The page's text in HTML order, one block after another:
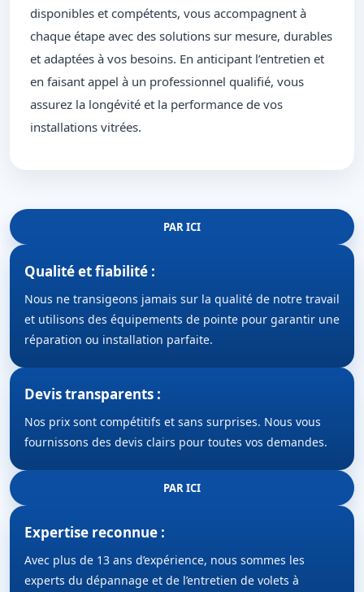
disponibles et compétents, vous accompagnent à
chaque étape avec des solutions sur mesure, durables
et adaptées à vos besoins. En anticipant l’entretien et
en faisant appel à un professionnel qualifié, vous
assurez la longévité et la performance de vos
installations vitrées.
PAR ICI
Qualité et fiabilité :
Nous ne transigeons jamais sur la qualité de notre travail
et utilisons des équipements de pointe pour garantir une
réparation ou installation parfaite.
Devis transparents :
Nos prix sont compétitifs et sans surprises. Nous vous
fournissons des devis clairs pour toutes vos demandes.
PAR ICI
Expertise reconnue :
Avec plus de 13 ans d’expérience, nous sommes les
experts du dépannage et de l’entretien de volets à